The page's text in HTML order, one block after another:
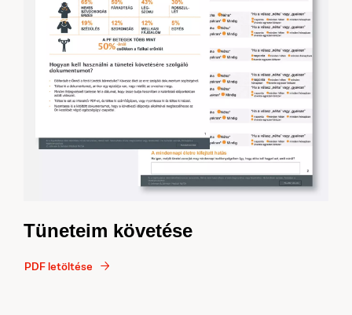
Tüneteim követése
PDF letöltése